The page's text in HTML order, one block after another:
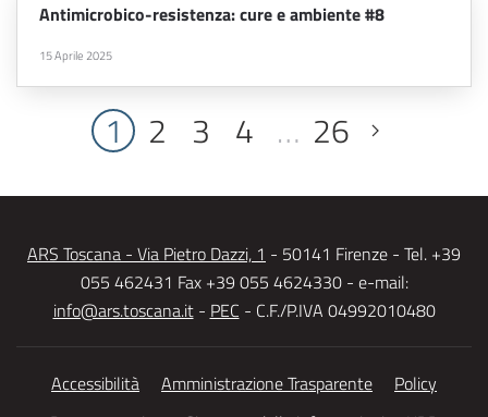
Antimicrobico-resistenza: cure e ambiente #8
15 Aprile 2025
1 2 3 4 … 26
ARS Toscana - Via Pietro Dazzi, 1 - 50141 Firenze - Tel. +39
055 462431 Fax +39 055 4624330 - e-mail:
info@ars.toscana.it- PEC - C.F./P.IVA 04992010480
Accessibilità Amministrazione Trasparente
Policy